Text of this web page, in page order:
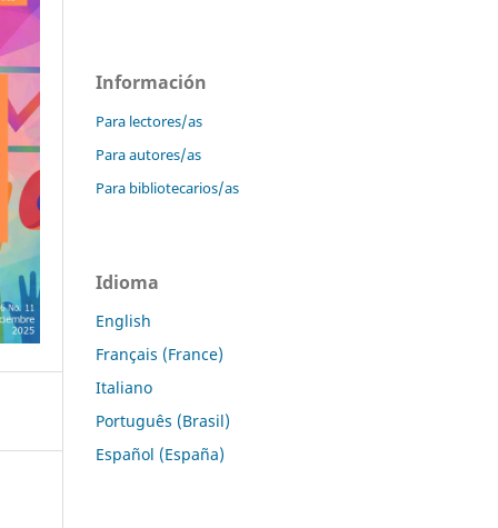
Información
Para lectores/as
Para autores/as
Para bibliotecarios/as
Idioma
English
Français (France)
Italiano
Português (Brasil)
Español (España)